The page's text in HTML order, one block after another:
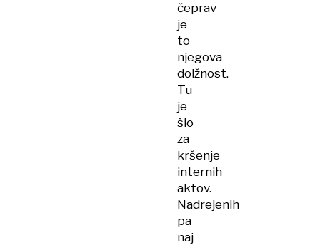
čeprav
je
to
njegova
dolžnost.
Tu
je
šlo
za
kršenje
internih
aktov.
Nadrejenih
pa
naj